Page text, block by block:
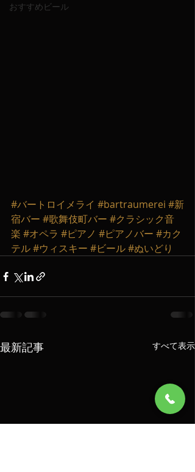
おすすめビール
#バートロイメライ #bartraumerei #新
宿バー #歌舞伎町バー #クラシック音
楽 #オペラ #ピアノ #ピアノバー #カク
テル#ウィスキー #ビール#ぬいどり
最新記事 すべて表示